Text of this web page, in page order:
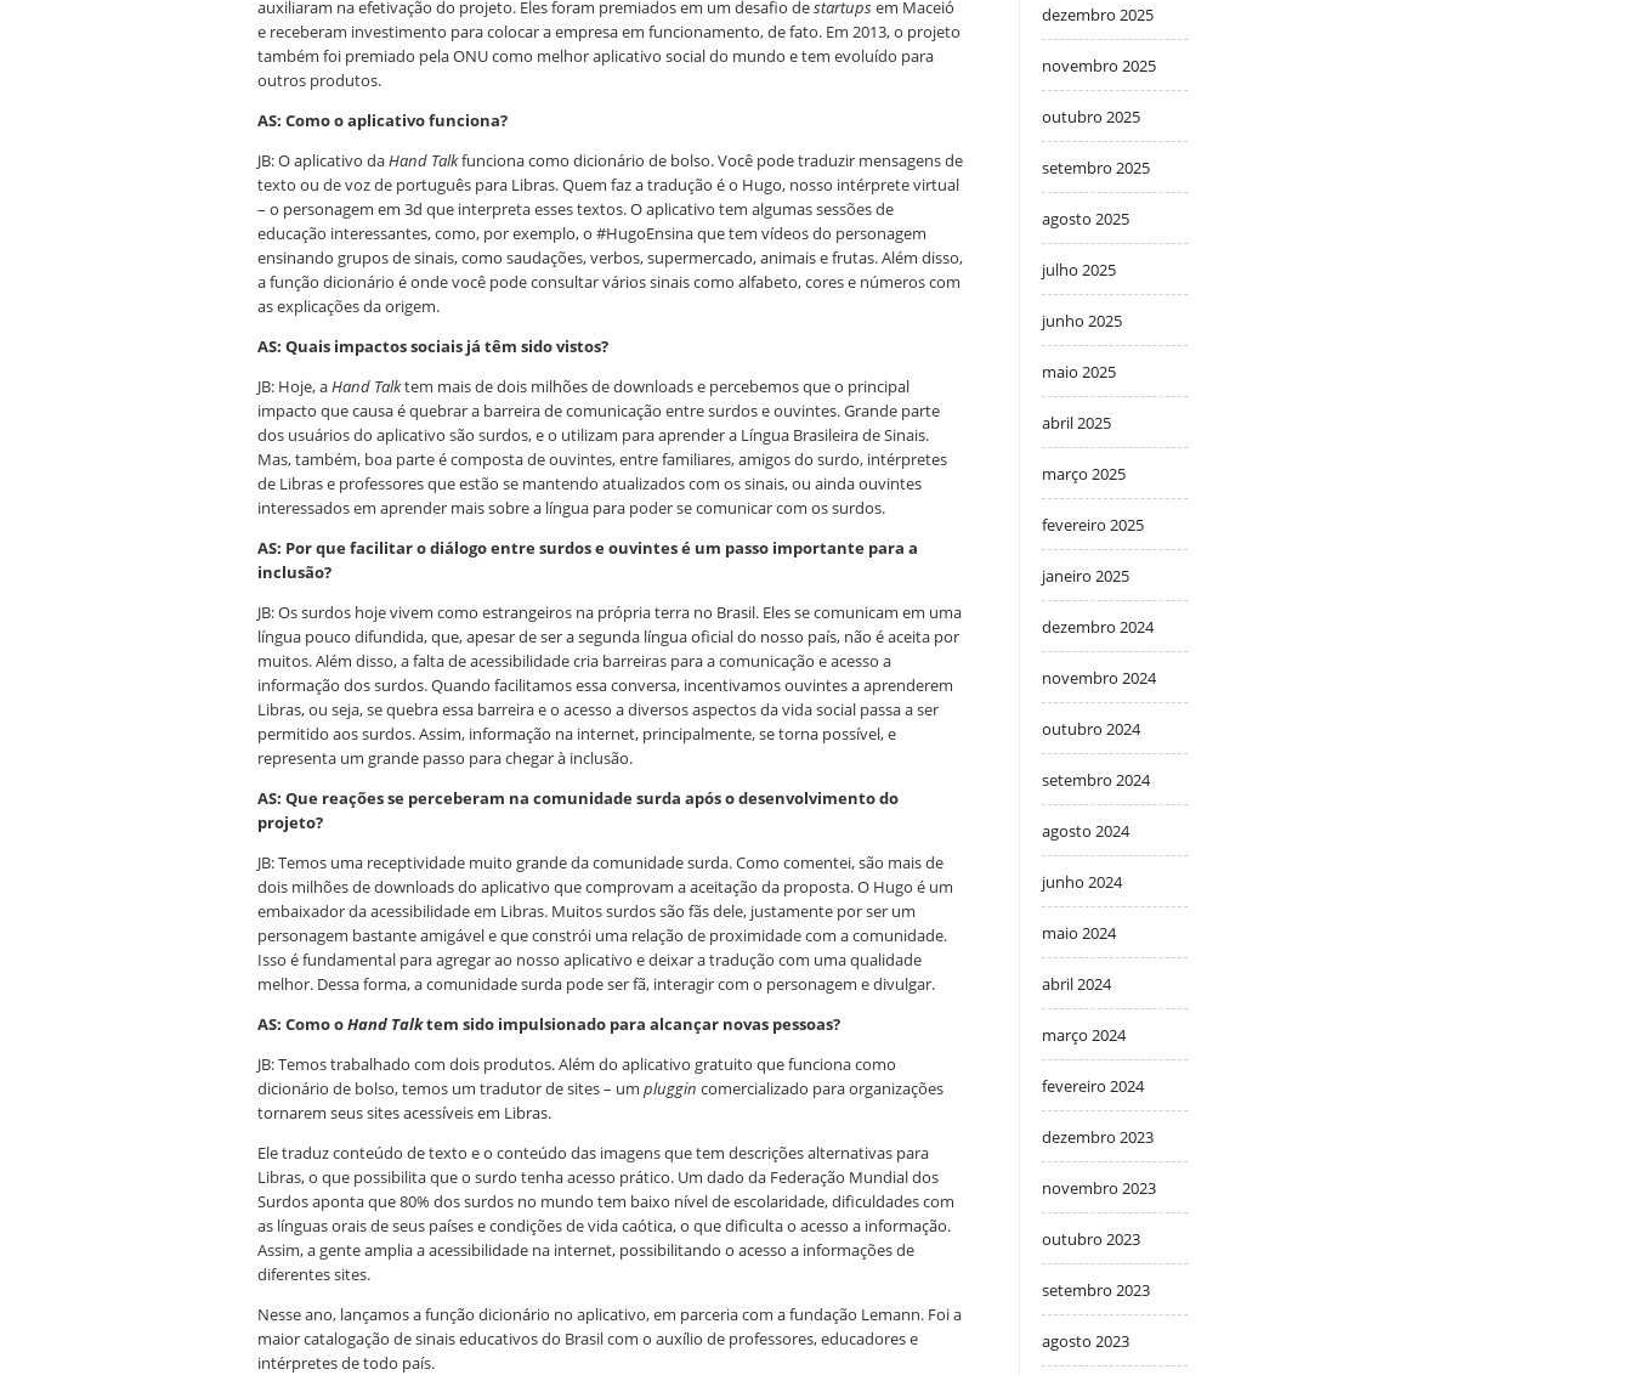
auxiliaram na efetivação do projeto. Eles foram premiados em um desafio destartupsem Maceió
e receberam investimento para colocar a empresa em funcionamento, de fato. Em 2013, o projeto
também foi premiado pela ONU como melhor aplicativo social do mundo e tem evoluído para
outros produtos.
AS: Como o aplicativo funciona?
JB: O aplicativo daHand Talkfunciona como dicionário de bolso. Você pode traduzir mensagens de
texto ou de voz de português para Libras. Quem faz a tradução é o Hugo, nosso intérprete virtual
– o personagem em 3d que interpreta esses textos. O aplicativo tem algumas sessões de
educação interessantes, como, por exemplo, o #HugoEnsina que tem vídeos do personagem
ensinando grupos de sinais, como saudações, verbos, supermercado, animais e frutas. Além disso,
a função dicionário é onde você pode consultar vários sinais como alfabeto, cores e números com
as explicações da origem.
AS: Quais impactos sociais já têm sido vistos?
JB: Hoje, aHand Talktem mais de dois milhões de downloads e percebemos que o principal
impacto que causa é quebrar a barreira de comunicação entre surdos e ouvintes. Grande parte
dos usuários do aplicativo são surdos, e o utilizam para aprender a Língua Brasileira de Sinais.
Mas, também, boa parte é composta de ouvintes, entre familiares, amigos do surdo, intérpretes
de Libras e professores que estão se mantendo atualizados com os sinais, ou ainda ouvintes
interessados em aprender mais sobre a língua para poder se comunicar com os surdos.
AS: Por que facilitar o diálogo entre surdos e ouvintes é um passo importante para a
inclusão?
JB: Os surdos hoje vivem como estrangeiros na própria terra no Brasil. Eles se comunicam em uma
língua pouco difundida, que, apesar de ser a segunda língua oficial do nosso país, não é aceita por
muitos. Além disso, a falta de acessibilidade cria barreiras para a comunicação e acesso a
informação dos surdos. Quando facilitamos essa conversa, incentivamos ouvintes a aprenderem
Libras, ou seja, se quebra essa barreira e o acesso a diversos aspectos da vida social passa a ser
permitido aos surdos. Assim, informação na internet, principalmente, se torna possível, e
representa um grande passo para chegar à inclusão.
AS: Que reações se perceberam na comunidade surda após o desenvolvimento do
projeto?
JB: Temos uma receptividade muito grande da comunidade surda. Como comentei, são mais de
dois milhões de downloads do aplicativo que comprovam a aceitação da proposta. O Hugo é um
embaixador da acessibilidade em Libras. Muitos surdos são fãs dele, justamente por ser um
personagem bastante amigável e que constrói uma relação de proximidade com a comunidade.
Isso é fundamental para agregar ao nosso aplicativo e deixar a tradução com uma qualidade
melhor. Dessa forma, a comunidade surda pode ser fã, interagir com o personagem e divulgar.
AS: Como oHand Talktem sido impulsionado para alcançar novas pessoas?
JB: Temos trabalhado com dois produtos. Além do aplicativo gratuito que funciona como
dicionário de bolso, temos um tradutor de sites – um pluggin comercializado para organizações
tornarem seus sites acessíveis em Libras.
Ele traduz conteúdo de texto e o conteúdo das imagens que tem descrições alternativas para
Libras, o que possibilita que o surdo tenha acesso prático. Um dado da Federação Mundial dos
Surdos aponta que 80% dos surdos no mundo tem baixo nível de escolaridade, dificuldades com
as línguas orais de seus países e condições de vida caótica, o que dificulta o acesso a informação.
Assim, a gente amplia a acessibilidade na internet, possibilitando o acesso a informações de
diferentes sites.
Nesse ano, lançamos a função dicionário no aplicativo, em parceria com a fundação Lemann. Foi a
maior catalogação de sinais educativos do Brasil com o auxílio de professores, educadores e
intérpretes de todo país.
dezembro 2025
novembro 2025
outubro 2025
setembro 2025
agosto 2025
julho 2025
junho 2025
maio 2025
abril 2025
março 2025
fevereiro 2025
janeiro 2025
dezembro 2024
novembro 2024
outubro 2024
setembro 2024
agosto 2024
junho 2024
maio 2024
abril 2024
março 2024
fevereiro 2024
dezembro 2023
novembro 2023
outubro 2023
setembro 2023
agosto 2023